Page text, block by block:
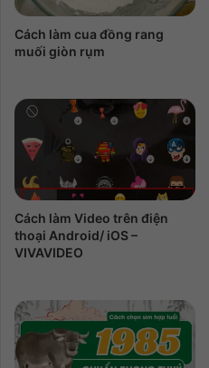
Cách làm cua đồng rang
muối giòn rụm
Cách làm Video trên điện
thoại Android/ iOS –
VIVAVIDEO